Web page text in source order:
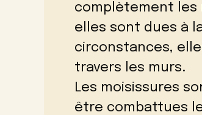
complètement les
elles sont dues à
circonstances,
travers les murs.
Les moisissures
être combattues